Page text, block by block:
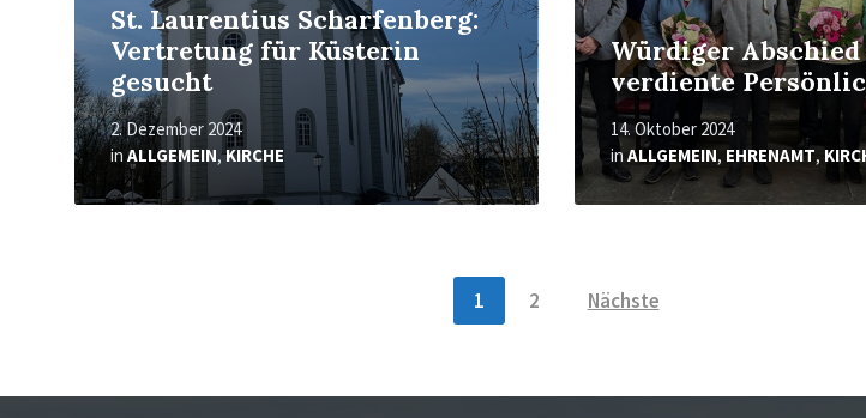
St. Laurentius Scharfenberg:
Vertretung für Küsterin
gesucht
2. Dezember 2024
in ALLGEMEIN,KIRCHE
Würdiger
verdiente
14. Oktober 2024
in ALLGEMEIN, EHRENAMT,
Beiträge
1 2 Nächste